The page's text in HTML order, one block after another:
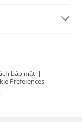
bảo mật |
Preferences